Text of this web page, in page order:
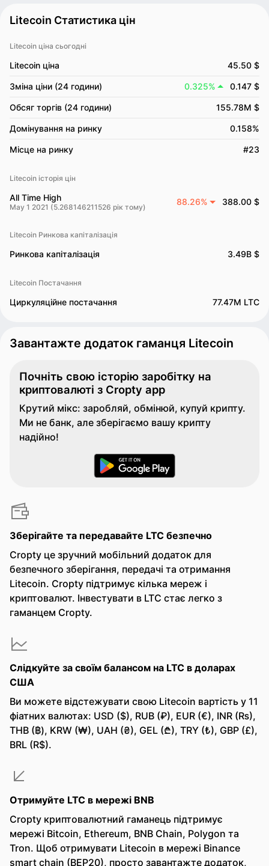
Litecoin Статистика цін
Litecoin ціна сьогодні
Litecoin ціна 45.50 $
Зміна ціни (24 години) 0.325% 0.147 $
Обсяг торгів (24 години) 155.78M $
Домінування на ринку 0.158%
Місце на ринку #23
Litecoin історія цін
All Time High
May 1 2021 (5.268146211526 рік тому)
88.26% 388.00 $
Litecoin Ринкова капіталізація
Ринкова капіталізація 3.49B $
Litecoin Постачання
Циркуляційне постачання 77.47M LTC
Завантажте додаток гаманця Litecoin
Почніть свою історію заробітку на
криптовалюті з Cropty app
Крутий мікс: заробляй, обмінюй, купуй крипту.
Ми не банк, але зберігаємо вашу крипту
надійно!
Зберігайте та передавайте LTC безпечно
Cropty це зручний мобільний додаток для
безпечного зберігання, передачі та отримання
Litecoin. Cropty підтримує кілька мереж і
криптовалют. Інвестувати в LTC стає легко з
гаманцем Cropty.
Слідкуйте за своїм балансом на LTC в доларах
США
Ви можете відстежувати свою Litecoin вартість у 11
фіатних валютах: USD ($), RUB (₽), EUR (€), INR (₨),
THB (฿), KRW (₩), UAH (₴), GEL (₾), TRY (₺), GBP (£),
BRL (R$).
Отримуйте LTC в мережі BNB
Cropty криптовалютний гаманець підтримує
мережі Bitcoin, Ethereum, BNB Chain, Polygon та
Tron. Щоб отримувати Litecoin в мережі Binance
smart chain (BEP20), просто завантажте додаток,